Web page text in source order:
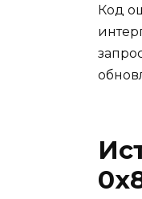
Код